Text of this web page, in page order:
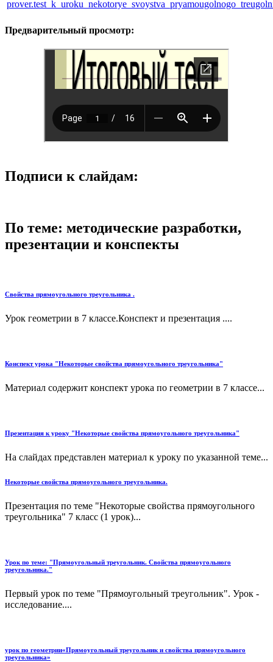
Предварительный просмотр:
Подписи к слайдам:
По теме: методические разработки,
презентации и конспекты
Свойства прямоугольного треугольника .
Урок геометрии в 7 классе.Конспект и презентация ....
Конспект урока "Некоторые свойства прямоугольного треугольника"
Материал содержит конспект урока по геометрии в 7 классе...
Презентация к уроку "Некоторые свойства прямоугольного треугольника"
На слайдах представлен материал к уроку по указанной теме...
Некоторые свойства прямоугольного треугольника.
Презентация по теме "Некоторые свойства прямоугольного
треугольника" 7 класс (1 урок)...
Урок по теме: "Прямоугольный треугольник. Свойства прямоугольного
треугольника."
Первый урок по теме "Прямоугольный треугольник". Урок -
исследование....
урок по геометрии«Прямоугольный треугольник и свойства прямоугольного
треугольника»